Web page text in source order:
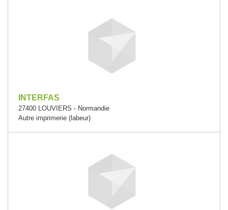
INTERFAS
27400 LOUVIERS - Normandie
Autre imprimerie (labeur)